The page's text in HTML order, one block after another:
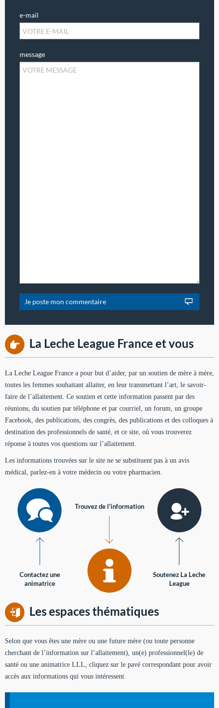
e-mail
message
La Leche League France et vous
La Leche League France a pour but d’aider, par un soutien de mère à mère,
toutes les femmes souhaitant allaiter, en leur transmettant l’art, le savoir-
faire de l’allaitement. Ce soutien et cette information passent par des
réunions, du soutien par téléphone et par courriel, un forum, un groupe
Facebook, des publications, des congrès, des publications et des colloques à
destination des professionnels de santé, et ce site, où vous trouverez
réponse à toutes vos questions sur l’allaitement.
Les informations trouvées sur le site ne se substituent pas à un avis
médical, parlez-en à votre médecin ou votre pharmacien.
Contactez une
animatrice
Trouvez de l'information
Soutenez La Leche
League
Les espaces thématiques
Selon que vous êtes une mère ou une future mère (ou toute personne
cherchant de l’information sur l’allaitement), un(e) professionnel(le) de
santé ou une animatrice LLL, cliquez sur le pavé correspondant pour avoir
accès aux informations qui vous intéressent.